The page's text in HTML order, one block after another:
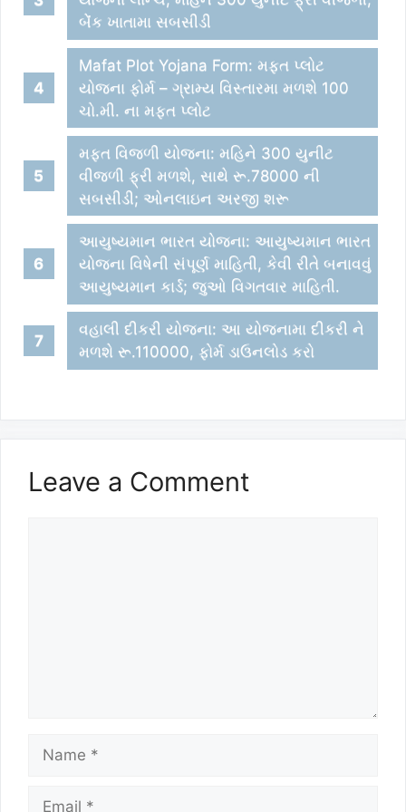
બેંંક ખાતામા સબસીડી
Mafat Plot Yojana Form: મફત પ્લોટ
યોજના ફોર્મ – ગ્રામ્ય વિસ્તારમા મળશે 100
ચો.મી. ના મફત પ્લોટ
મફત વિજળી યોજના: મહિને 300 યુનીટ
વીજળી ફ્રી મળશે, સાથે રૂ.78000 ની
સબસીડી; ઓનલાઇન અરજી શરૂ
આયુષ્યમાન ભારત યોજના: આયુષ્યમાન ભારત
યોજના વિષેની સંપૂર્ણ માહિતી, કેવી રીતે બનાવવું
આયુષ્યમાન કાર્ડ; જુઓ વિગતવાર માહિતી.
વહાલી દીકરી યોજના: આ યોજનામા દીકરી ને
મળશે રૂ.110000, ફોર્મ ડાઉનલોડ કરો
Leave a Comment
Name
Email